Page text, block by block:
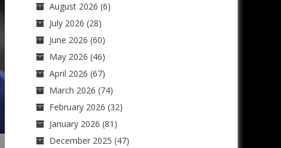
August 2026 (6)
July 2026 (28)
June 2026 (60)
May 2026 (46)
April 2026 (67)
March 2026 (74)
February 2026 (32)
January 2026 (81)
December 2025 (47)